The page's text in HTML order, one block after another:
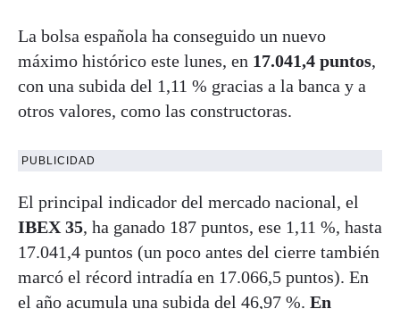
La bolsa española ha conseguido un nuevo
máximo histórico este lunes, en 17.041,4 puntos,
con una subida del 1,11 % gracias a la banca y a
otros valores, como las constructoras.
PUBLICIDAD
El principal indicador del mercado nacional, el
IBEX 35, ha ganado 187 puntos, ese 1,11 %, hasta
17.041,4 puntos (un poco antes del cierre también
marcó el récord intradía en 17.066,5 puntos). En
el año acumula una subida del 46,97 %. En